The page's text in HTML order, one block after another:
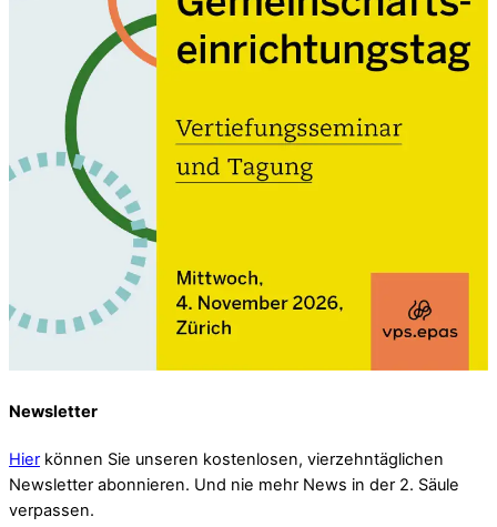
Newsletter
Hier können Sie unseren kostenlosen, vierzehntäglichen
Newsletter abonnieren. Und nie mehr News in der 2. Säule
verpassen.